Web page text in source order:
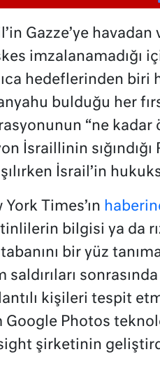
Gazze’ye
imzalanamadığı
hedeflerinden biri
bulduğu her
“ne kadar
İsraillinin sığındığı
İsrail’in
York Times’ın
bilgisi ya da
bir yüz
saldırıları
kişileri tespit
Google Photos
şirketinin